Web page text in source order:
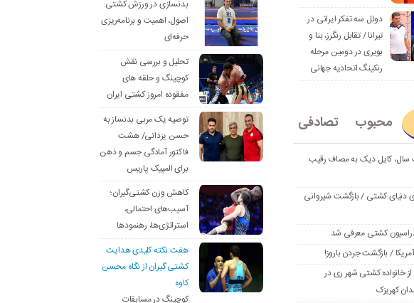
دوئل سه تفکر ایرانی در
تیرانا / تقابل رنگرز، بنا و
بویری در دومین مرحله
رنکینگ اتحادیه جهانی
محبوب تصادفی
کایل دیک به مصاف رقیب
دنیای کشتی / بازگشت شیروانی
کشتی معرفی شد
/ بازگشت جردن باروز!
خانواده کشتی شهر ری در
کهریزک
بدنسازی در ورزش کشتی:
اصول، اهمیت و برنامه‌ریزی
حرفه‌ای
تحلیل و بررسی نقش
کوچینگ و حلقه های
مفقوده امروز کشتی ایران
توصیه یک مربی بدنساز به
حسن یزدانی/ هشت
فاکتور آمادگی جسم و ذهن
برای المپیک پاریس
کاهش وزن کشتی‌گیران؛
آسیب‌های احتمالی،
استراتژی‌ها، رهنمودها
هفت نکته کلیدی هدایت
کشتی گیران از نگاه محسن
کاوه
کوچینگ در مسابقات